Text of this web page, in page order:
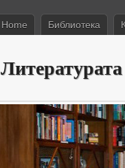
Home Библиотека